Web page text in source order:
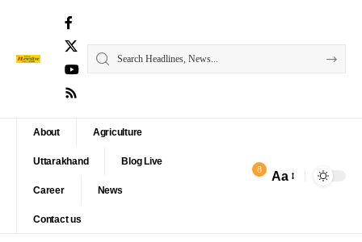
About Agriculture
Uttarakhand Blog Live
Career News
Contact us
8 Aa